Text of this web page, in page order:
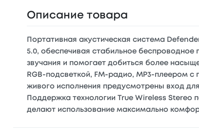
Описание товара
Портативная акустическая система
5.0, обеспечивая стабильное
звучания и помогает добиться более
RGB-подсветкой, FM-радио, MP3-плеером
живого исполнения предусмотрены вход
Поддержка технологии True Wireless Stereo
делают использование максимально